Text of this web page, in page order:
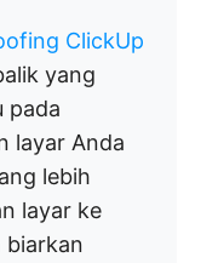
ClickUp
yang
pada
layar Anda
lebih
layar ke